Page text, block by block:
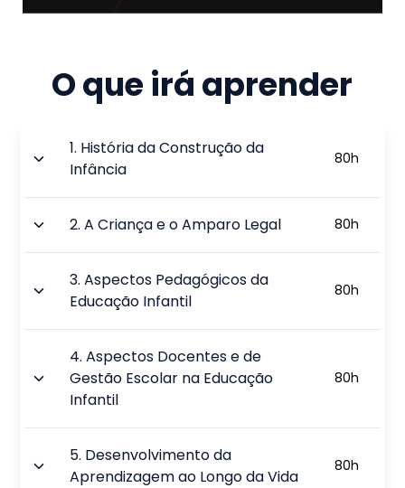
O que irá aprender
1. História da Construção da
Infância
80h
2.A Criança e o Amparo Legal 80h
3.Aspectos Pedagógicos da
Educação Infantil
80h
4.Aspectos Docentes e de
Gestão Escolar na Educação
Infantil
80h
5. Desenvolvimento da
Aprendizagem ao Longo da Vida
80h